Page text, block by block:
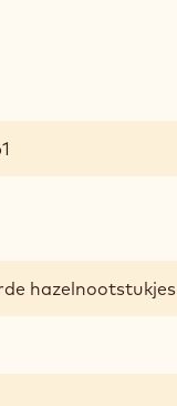
hazelnootstukjes